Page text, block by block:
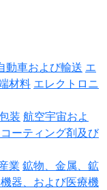
動車および輸送 エ
材料 エレクトロニ
装 航空宇宙およ
ーティング剤及び
業 鉱物、金属、鉱
器、および医療機